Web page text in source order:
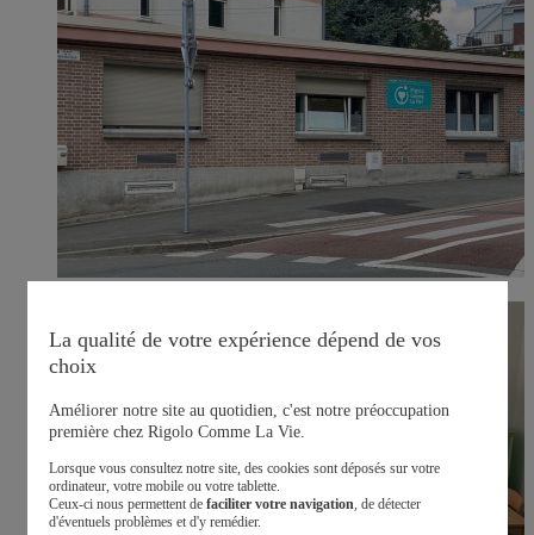
La qualité de votre expérience dépend de vos
choix
Améliorer notre site au quotidien, c'est notre préoccupation
première chez Rigolo Comme La Vie.
Lorsque vous consultez notre site, des cookies sont déposés sur votre
ordinateur, votre mobile ou votre tablette.
Ceux-ci nous permettent de faciliter votre navigation, de détecter
d'éventuels problèmes et d'y remédier.